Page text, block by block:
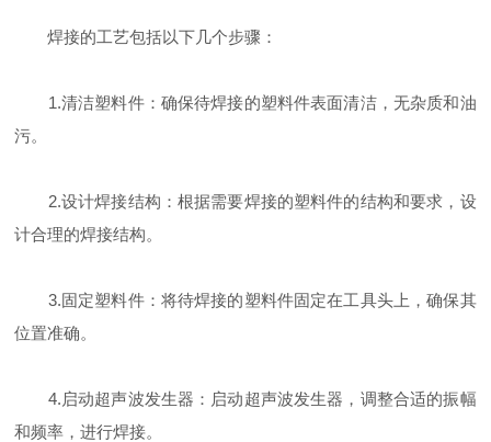
焊接的工艺包括以下几个步骤：
1.清洁塑料件：确保待焊接的塑料件表面清洁，无杂质和油
污。
2.设计焊接结构：根据需要焊接的塑料件的结构和要求，设
计合理的焊接结构。
3.固定塑料件：将待焊接的塑料件固定在工具头上，确保其
位置准确。
4.启动超声波发生器：启动超声波发生器，调整合适的振幅
和频率，进行焊接。